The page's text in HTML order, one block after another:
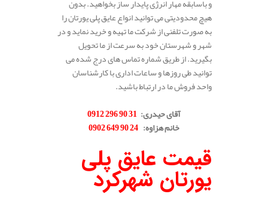
و باسابقه مهار انرژی پایدار ساز بخواهید. بدون
هیچ محدودیتی می توانید انواع عایق پلی یورتان را
به صورت تلفنی از شرکت ما تهیه و خرید نماید و در
شهر و شهرستان خود به سرعت از ما تحویل
بگیرید. از طریق شماره تماس های درج شده می
توانید طی روزها و ساعات اداری با کارشناسان
واحد فروش ما در ارتباط باشید.
آقای حیدری:
31 90 296 0912
خانم هزاوه:
24 90 649 0902
قیمت عایق پلی
یورتان شهرکرد